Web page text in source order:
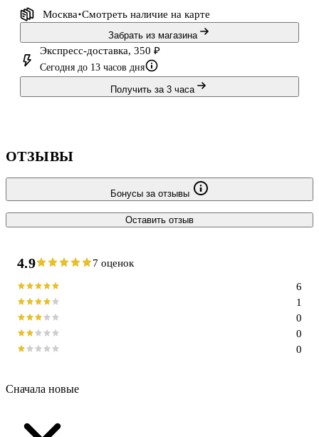
Москва Смотреть наличие на карте
Забрать из магазина
Экспресс-доставка, 350 ₽
Сегодня до 13 часов дня
Получить за 3 часа
ОТЗЫВЫ
Бонусы за отзывы
Оставить отзыв
4.9 7 оценок
0
0
0
1
6
Сначала новые